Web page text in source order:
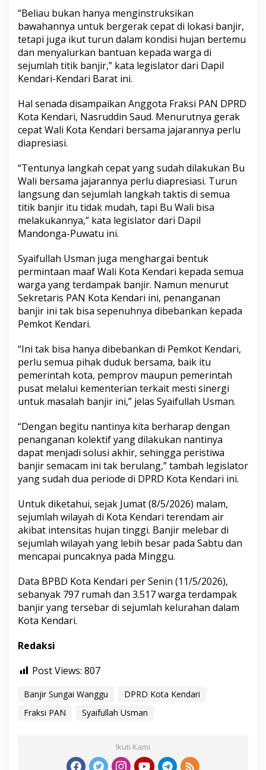
s
i
P
A
N
D
P
D
K
e
n
r
i
“Beliau bukan hanya menginstruksikan
bawahannya untuk bergerak cepat di lokasi banjir,
tetapi juga ikut turun dalam kondisi hujan bertemu
dan menyalurkan bantuan kepada warga di
sejumlah titik banjir,” kata legislator dari Dapil
Kendari-Kendari Barat ini.
Hal senada disampaikan Anggota Fraksi PAN DPRD
Kota Kendari, Nasruddin Saud. Menurutnya gerak
cepat Wali Kota Kendari bersama jajarannya perlu
diapresiasi.
“Tentunya langkah cepat yang sudah dilakukan Bu
Wali bersama jajarannya perlu diapresiasi. Turun
langsung dan sejumlah langkah taktis di semua
titik banjir itu tidak mudah, tapi Bu Wali bisa
melakukannya,” kata legislator dari Dapil
Mandonga-Puwatu ini.
Syaifullah Usman juga menghargai bentuk
permintaan maaf Wali Kota Kendari kepada semua
warga yang terdampak banjir. Namun menurut
Sekretaris PAN Kota Kendari ini, penanganan
banjir ini tak bisa sepenuhnya dibebankan kepada
Pemkot Kendari.
“Ini tak bisa hanya dibebankan di Pemkot Kendari,
perlu semua pihak duduk bersama, baik itu
pemerintah kota, pemprov maupun pemerintah
pusat melalui kementerian terkait mesti sinergi
untuk masalah banjir ini,” jelas Syaifullah Usman.
“Dengan begitu nantinya kita berharap dengan
penanganan kolektif yang dilakukan nantinya
dapat menjadi solusi akhir, sehingga peristiwa
banjir semacam ini tak berulang,” tambah legislator
yang sudah dua periode di DPRD Kota Kendari ini.
Untuk diketahui, sejak Jumat (8/5/2026) malam,
sejumlah wilayah di Kota Kendari terendam air
akibat intensitas hujan tinggi. Banjir melebar di
sejumlah wilayah yang lebih besar pada Sabtu dan
mencapai puncaknya pada Minggu.
Data BPBD Kota Kendari per Senin (11/5/2026),
sebanyak 797 rumah dan 3.517 warga terdampak
banjir yang tersebar di sejumlah kelurahan dalam
Kota Kendari.
Redaksi
Post Views: 807
Banjir Sungai Wanggu
DPRD Kota Kendari
Fraksi PAN
Syaifullah Usman
Ikuti Kami